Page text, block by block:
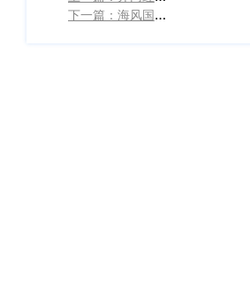
下一篇：海风国际携手沃行，CargoWare+eTower双系统并驱，打造数字化供应链物流管理新模式